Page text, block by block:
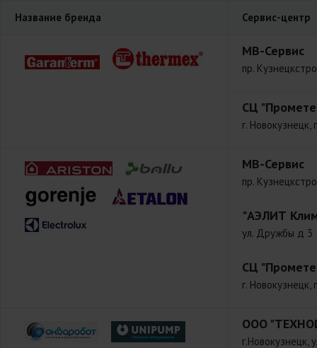
Название бренда Сервис-центр
МВ-Сервис
пр.
СЦ
г.
МВ-Сервис
пр.
"АЭЛИТ
ул. Дружбы д 3
СЦ
г.
ООО
г.Новокузнецк,